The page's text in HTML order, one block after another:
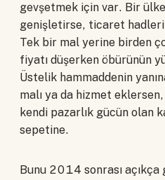
gevşetmek için var. Bir
genişletirse, ticaret
Tek bir mal yerine birden
fiyatı düşerken öbürünün
Üstelik hammaddenin
malı ya da hizmet
kendi pazarlık gücün olan
sepetine.
Bunu 2014 sonrası